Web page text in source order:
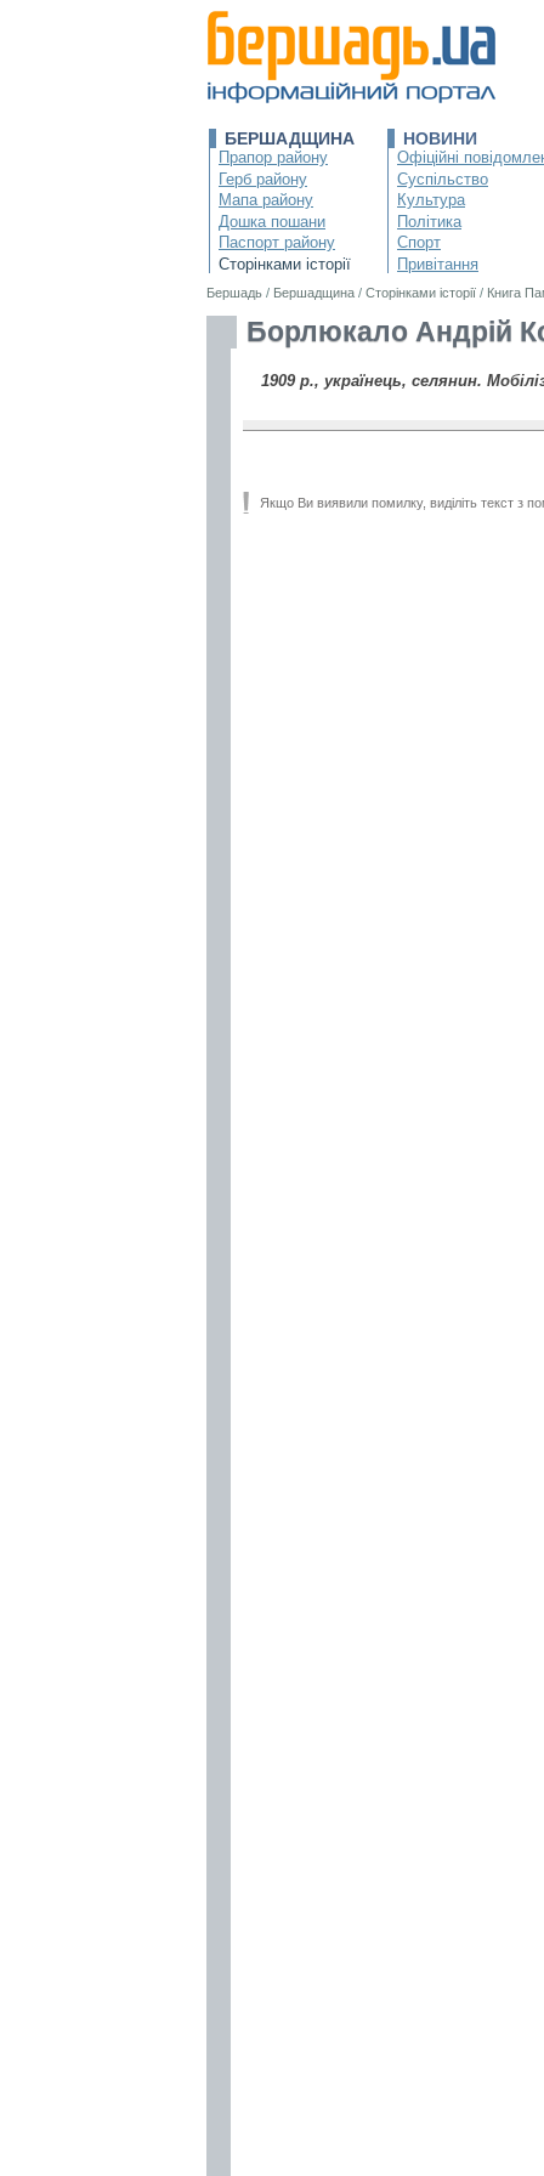
БЕРШАДЩИНА
Прапор району
Герб району
Мапа району
Дошка пошани
Паспорт району
Сторінками історії
НОВИНИ
Офіційні
Суспільство
Культура
Політика
Спорт
Привітання
Бершадь / Бершадщина / Сторінками історії / Книга
Борлюкало Андрій
1909 р., українець, селянин.
Якщо Ви виявили помилку, виділіть текст з